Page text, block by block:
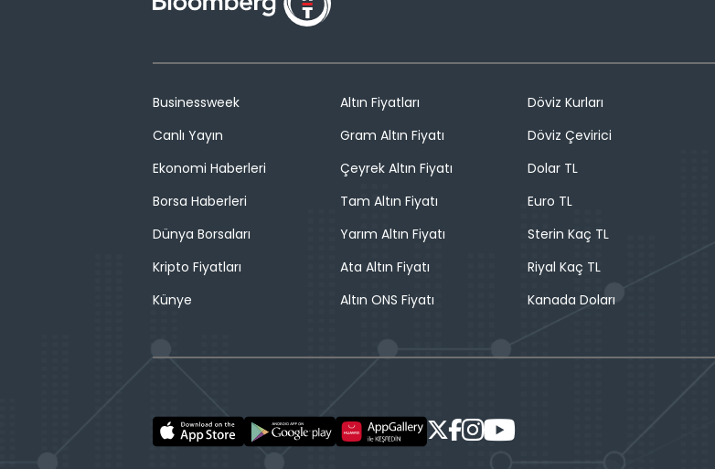
Businessweek
Canlı Yayın
Ekonomi Haberleri
Borsa Haberleri
Dünya Borsaları
Kripto Fiyatları
Künye
Altın Fiyatları
Gram Altın Fiyatı
Çeyrek Altın Fiyatı
Tam Altın Fiyatı
Yarım Altın Fiyatı
Ata Altın Fiyatı
Altın ONS Fiyatı
Döviz Kurları
Döviz Çevirici
Dolar TL
Euro TL
Sterin Kaç TL
Riyal Kaç TL
Kanada Doları